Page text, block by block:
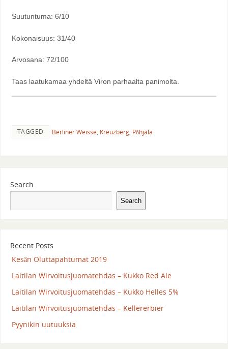
Suutuntuma: 6/10
Kokonaisuus: 31/40
Arvosana: 72/100
Taas laatukamaa yhdeltä Viron parhaalta panimolta.
TAGGED Berliner Weisse, Kreuzberg, Põhjala
Search
Search
Recent Posts
Kesän Oluttapahtumat 2019
Laitilan Wirvoitusjuomatehdas – Kukko Red Ale
Laitilan Wirvoitusjuomatehdas – Kukko Helles 5%
Laitilan Wirvoitusjuomatehdas – Kellererbier
Pyynikin uutuuksia